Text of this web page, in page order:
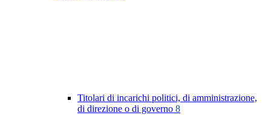
Titolari di incarichi politici, di amministrazione,
di direzione o di governo 8